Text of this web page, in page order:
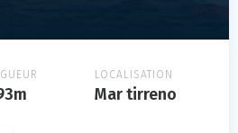
LOCALISATION
Mar tirreno